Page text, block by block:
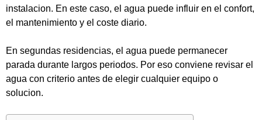
instalacion. En este caso, el agua puede influir en el confort,
el mantenimiento y el coste diario.
En segundas residencias, el agua puede permanecer
parada durante largos periodos. Por eso conviene revisar el
agua con criterio antes de elegir cualquier equipo o
solucion.